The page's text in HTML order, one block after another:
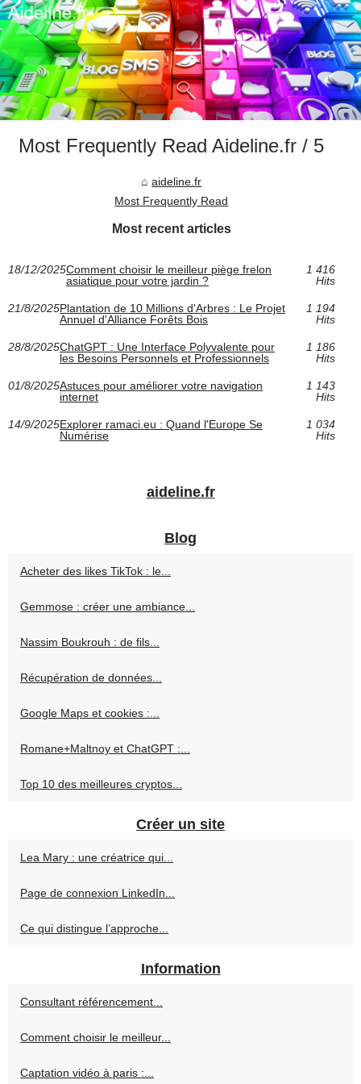
Most Frequently Read Aideline.fr / 5
aideline.fr
Most Frequently Read
Most recent articles
18/12/2025Comment choisir le meilleur piège frelon
asiatique pour votre jardin ?
1 416
Hits
21/8/2025Plantation de 10 Millions d'Arbres : Le Projet
Annuel d'Alliance Forêts Bois
1 194
Hits
28/8/2025ChatGPT : Une Interface Polyvalente pour
les Besoins Personnels et Professionnels
1 186
Hits
01/8/2025Astuces pour améliorer votre navigation
internet
1 143
Hits
14/9/2025Explorer ramaci.eu : Quand l'Europe Se
Numérise
1 034
Hits
aideline.fr
Blog
Acheter des likes TikTok : le...
Gemmose : créer une ambiance...
Nassim Boukrouh : de fils...
Récupération de données...
Google Maps et cookies :...
Romane+Maltnoy et ChatGPT :...
Top 10 des meilleures cryptos...
Créer un site
Lea Mary : une créatrice qui...
Page de connexion LinkedIn...
Ce qui distingue l’approche...
Information
Consultant référencement...
Comment choisir le meilleur...
Captation vidéo à paris :...